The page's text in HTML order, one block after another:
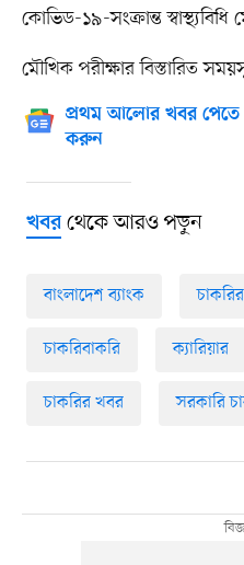
কোভিড-১৯-সংক্রান্ত
মৌখিক পরীক্ষার বিস্তারিত
প্রথম আলোর খবর
করুন
খবরথেকে আরও পড়ুন
বাংলাদেশ ব্যাংক
চাকরিবাকরি ক্যারিয়ার
চাকরির খবর সরকারি